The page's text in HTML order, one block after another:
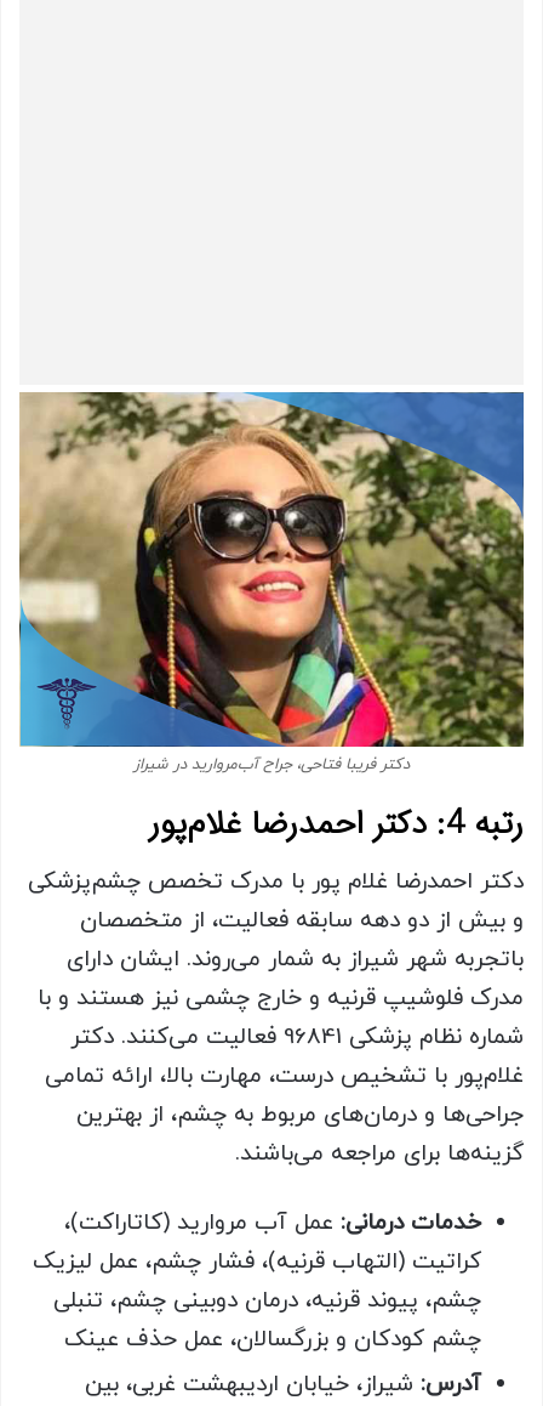
دکتر فریبا فتاحی، جراح آب‌مروارید در شیراز
رتبه 4: دکتر احمدرضا غلام‌پور
دکتر احمدرضا غلام پور با مدرک تخصص چشم‌پزشکی
و بیش از دو دهه سابقه فعالیت، از متخصصان
باتجربه شهر شیراز به شمار می‌روند. ایشان دارای
مدرک فلوشیپ قرنیه و خارج چشمی نیز هستند و با
شماره نظام پزشکی 96841 فعالیت می‌کنند. دکتر
غلام‌پور با تشخیص درست، مهارت بالا، ارائه تمامی
جراحی‌ها و درمان‌های مربوط به چشم، از بهترین
گزینه‌ها برای مراجعه می‌باشند.
خدمات درمانی: عمل آب مروارید (کاتاراکت)،
کراتیت (التهاب قرنیه)، فشار چشم، عمل لیزیک
چشم، پیوند قرنیه، درمان دوبینی چشم، تنبلی
چشم کودکان و بزرگسالان، عمل حذف عینک
آدرس: شیراز، خیابان اردیبهشت غربی، بین